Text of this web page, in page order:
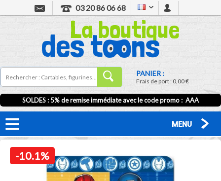
03 20 86 06 68
PANIER :
Frais de port :0,00 €
SOLDES : 5% de remise immédiate avec le code promo : AAA
MENU
-10.1%